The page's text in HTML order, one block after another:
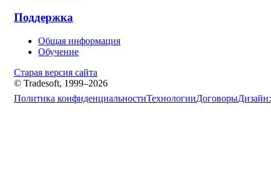
Поддержка
Общая информация
Обучение
Старая версия сайта
© Tradesoft, 1999–2026
Политика конфиденциальностиТехнологииДоговорыДизайн: